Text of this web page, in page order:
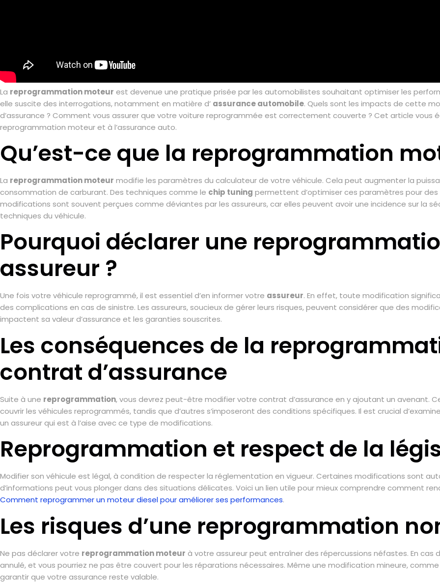
La reprogrammation moteur est devenue une pratique prisée par les automobilistes souhaitant optimiser les
elle suscite des interrogations, notamment en matière d’ assurance automobile. Quels sont les impacts de cette
d’assurance ? Comment vous assurer que votre voiture reprogrammée est correctement couverte ? Cet article vous
reprogrammation moteur et à l’assurance auto.
Qu’est-ce que la reprogrammation
La reprogrammation moteur modifie les paramètres du calculateur de votre véhicule. Cela peut augmenter la
consommation de carburant. Des techniques comme le chip tuning permettent d’optimiser ces paramètres pour
modifications sont souvent perçues comme déviantes par les assureurs, car elles peuvent avoir une incidence sur la
techniques du véhicule.
Pourquoi déclarer une
assureur ?
Une fois votre véhicule reprogrammé, il est essentiel d’en informer votre assureur. En effet, toute modification
des complications en cas de sinistre. Les assureurs, soucieux de gérer leurs risques, peuvent considérer que des
impactent sa valeur d’assurance et les garanties souscrites.
Les conséquences de la
contrat d’assurance
Suite à une reprogrammation, vous devrez peut-être modifier votre contrat d’assurance en y ajoutant un avenant.
couvrir les véhicules reprogrammés, tandis que d’autres s’imposeront des conditions spécifiques. Il est crucial
un assureur qui est à l’aise avec ce type de modifications.
Reprogrammation et respect de la
Modifier son véhicule est légal, à condition de respecter la réglementation en vigueur. Certaines modifications sont
d’informations peut vous plonger dans des situations délicates. Voici un lien utile pour mieux comprendre comment
Comment reprogrammer un moteur diesel pour améliorer ses performances.
Les risques d’une reprogrammation
Ne pas déclarer votre reprogrammation moteur à votre assureur peut entraîner des répercussions néfastes. En
annulé, et vous pourriez ne pas être couvert pour les réparations nécessaires. Même une modification mineure, comme
garantir que votre assurance reste valable.